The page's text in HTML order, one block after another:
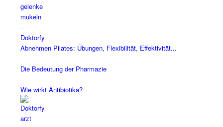
Abnehmen Pilates: Übungen, Flexibilität, Effektivität...
Die Bedeutung der Pharmazie
Wie wirkt Antibiotika?